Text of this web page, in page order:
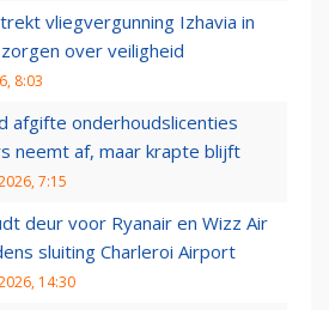
vliegvergunning Izhavia in
over veiligheid
8:03
afgifte onderhoudslicenties
neemt af, maar krapte blijft
7:15
deur voor Ryanair en Wizz Air
sluiting Charleroi Airport
14:30